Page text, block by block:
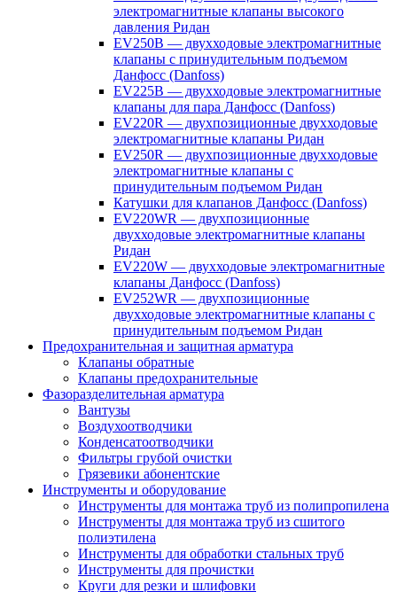
электромагнитные клапаны высокого
давления Ридан
EV250B — двухходовые электромагнитные
клапаны с принудительным подъемом
Данфосс (Danfoss)
EV225B — двухходовые электромагнитные
клапаны для пара Данфосс (Danfoss)
EV220R — двухпозиционные двухходовые
электромагнитные клапаны Ридан
EV250R — двухпозиционные двухходовые
электромагнитные клапаны с
принудительным подъемом Ридан
Катушки для клапанов Данфосс (Danfoss)
EV220WR — двухпозиционные
двухходовые электромагнитные клапаны
Ридан
EV220W — двухходовые электромагнитные
клапаны Данфосс (Danfoss)
EV252WR — двухпозиционные
двухходовые электромагнитные клапаны с
принудительным подъемом Ридан
Предохранительная и защитная арматура
Клапаны обратные
Клапаны предохранительные
Фазоразделительная арматура
Вантузы
Воздухоотводчики
Конденсатоотводчики
Фильтры грубой очистки
Грязевики абонентские
Инструменты и оборудование
Инструменты для монтажа труб из полипропилена
Инструменты для монтажа труб из сшитого
полиэтилена
Инструменты для обработки стальных труб
Инструменты для прочистки
Круги для резки и шлифовки